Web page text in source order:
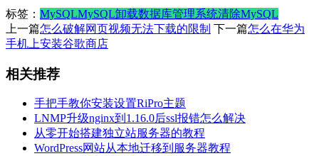
标签： MySQLMySQL卸载数据库管理系统清除MySQL
上一篇怎么破解网页视频无法下载的限制 下一篇怎么在华为
手机上安装谷歌商店
相关推荐
手把手教你安装设置RiPro主题
LNMP升级nginx到1.16.0后ssl报错怎么解决
从零开始搭建独立站服务器的教程
WordPress网站从本地迁移到服务器教程